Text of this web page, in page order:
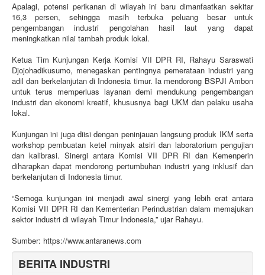
Apalagi, potensi perikanan di wilayah ini baru dimanfaatkan sekitar
16,3 persen, sehingga masih terbuka peluang besar untuk
pengembangan industri pengolahan hasil laut yang dapat
meningkatkan nilai tambah produk lokal.
Ketua Tim Kunjungan Kerja Komisi VII DPR RI, Rahayu Saraswati
Djojohadikusumo, menegaskan pentingnya pemerataan industri yang
adil dan berkelanjutan di Indonesia timur. Ia mendorong BSPJI Ambon
untuk terus memperluas layanan demi mendukung pengembangan
industri dan ekonomi kreatif, khususnya bagi UKM dan pelaku usaha
lokal.
Kunjungan ini juga diisi dengan peninjauan langsung produk IKM serta
workshop pembuatan ketel minyak atsiri dan laboratorium pengujian
dan kalibrasi. Sinergi antara Komisi VII DPR RI dan Kemenperin
diharapkan dapat mendorong pertumbuhan industri yang inklusif dan
berkelanjutan di Indonesia timur.
“Semoga kunjungan ini menjadi awal sinergi yang lebih erat antara
Komisi VII DPR RI dan Kementerian Perindustrian dalam memajukan
sektor industri di wilayah Timur Indonesia,” ujar Rahayu.
Sumber: https://www.antaranews.com
BERITA INDUSTRI